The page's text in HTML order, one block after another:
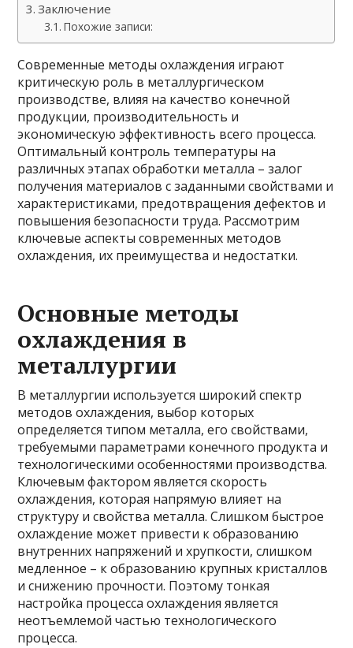
Заключение
Похожие записи:
Современные методы охлаждения играют
критическую роль в металлургическом
производстве, влияя на качество конечной
продукции, производительность и
экономическую эффективность всего процесса.
Оптимальный контроль температуры на
различных этапах обработки металла – залог
получения материалов с заданными свойствами и
характеристиками, предотвращения дефектов и
повышения безопасности труда. Рассмотрим
ключевые аспекты современных методов
охлаждения, их преимущества и недостатки.
Основные методы
охлаждения в
металлургии
В металлургии используется широкий спектр
методов охлаждения, выбор которых
определяется типом металла, его свойствами,
требуемыми параметрами конечного продукта и
технологическими особенностями производства.
Ключевым фактором является скорость
охлаждения, которая напрямую влияет на
структуру и свойства металла. Слишком быстрое
охлаждение может привести к образованию
внутренних напряжений и хрупкости, слишком
медленное – к образованию крупных кристаллов
и снижению прочности. Поэтому тонкая
настройка процесса охлаждения является
неотъемлемой частью технологического
процесса.